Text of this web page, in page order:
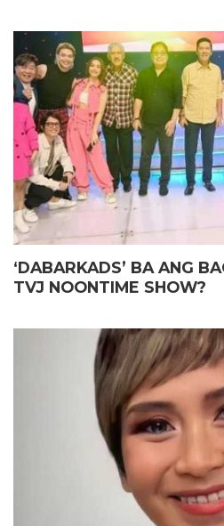
‘DABARKADS’ BA ANG
TVJ NOONTIME SHOW?